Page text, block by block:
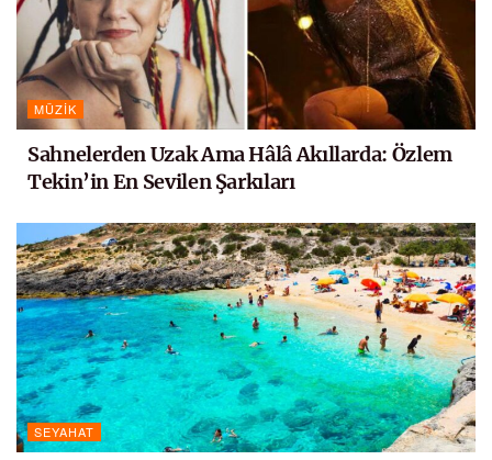
MÜZIK
Sahnelerden Uzak Ama Hâlâ Akıllarda: Özlem
Tekin’in En Sevilen Şarkıları
SEYAHAT